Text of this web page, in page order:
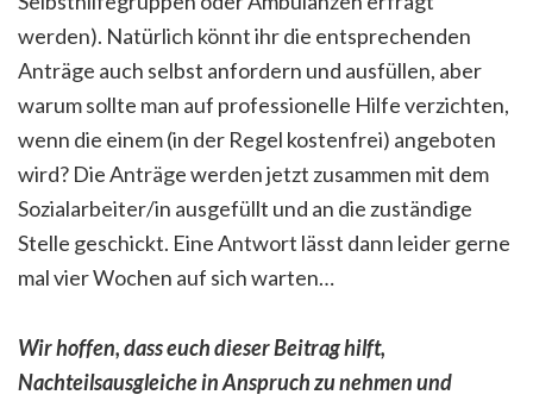
werden). Natürlich könnt ihr die entsprechenden
Anträge auch selbst anfordern und ausfüllen, aber
warum sollte man auf professionelle Hilfe verzichten,
wenn die einem (in der Regel kostenfrei) angeboten
wird? Die Anträge werden jetzt zusammen mit dem
Sozialarbeiter/in ausgefüllt und an die zuständige
Stelle geschickt. Eine Antwort lässt dann leider gerne
mal vier Wochen auf sich warten…
Wir hoffen, dass euch dieser Beitrag hilft,
Nachteilsausgleiche in Anspruch zu nehmen und